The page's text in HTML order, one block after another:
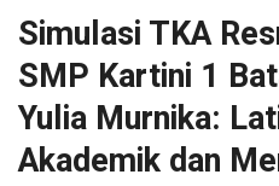
Simulasi TKA
SMP Kartini 1
Yulia Murnika:
Akademik dan